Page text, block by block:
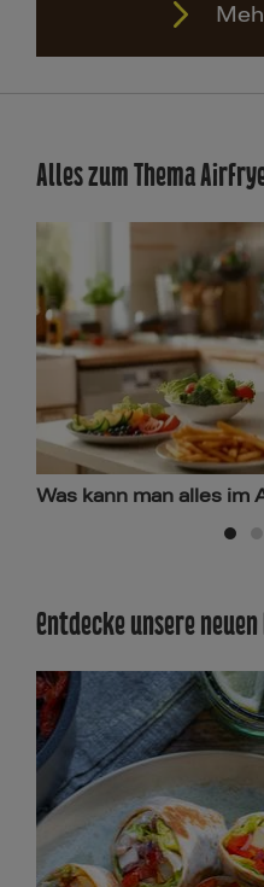
Alles zum Thema
Was kann man alles im
Entdecke unsere neuen